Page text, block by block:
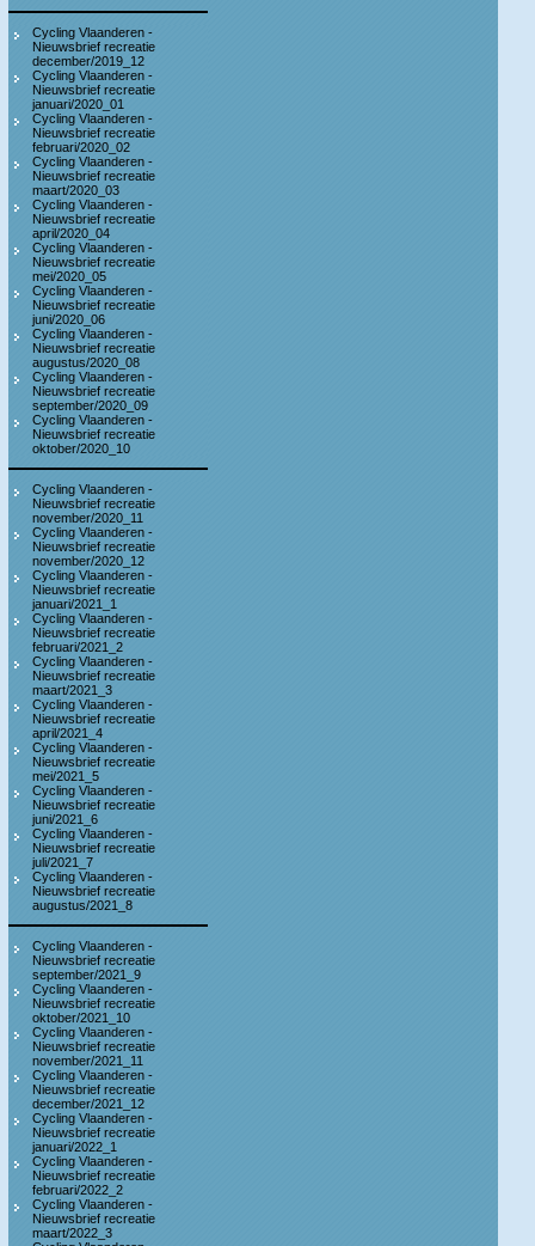
Cycling Vlaanderen -
Nieuwsbrief recreatie
december/2019_12
Cycling Vlaanderen -
Nieuwsbrief recreatie
januari/2020_01
Cycling Vlaanderen -
Nieuwsbrief recreatie
februari/2020_02
Cycling Vlaanderen -
Nieuwsbrief recreatie
maart/2020_03
Cycling Vlaanderen -
Nieuwsbrief recreatie
april/2020_04
Cycling Vlaanderen -
Nieuwsbrief recreatie
mei/2020_05
Cycling Vlaanderen -
Nieuwsbrief recreatie
juni/2020_06
Cycling Vlaanderen -
Nieuwsbrief recreatie
augustus/2020_08
Cycling Vlaanderen -
Nieuwsbrief recreatie
september/2020_09
Cycling Vlaanderen -
Nieuwsbrief recreatie
oktober/2020_10
Cycling Vlaanderen -
Nieuwsbrief recreatie
november/2020_11
Cycling Vlaanderen -
Nieuwsbrief recreatie
november/2020_12
Cycling Vlaanderen -
Nieuwsbrief recreatie
januari/2021_1
Cycling Vlaanderen -
Nieuwsbrief recreatie
februari/2021_2
Cycling Vlaanderen -
Nieuwsbrief recreatie
maart/2021_3
Cycling Vlaanderen -
Nieuwsbrief recreatie
april/2021_4
Cycling Vlaanderen -
Nieuwsbrief recreatie
mei/2021_5
Cycling Vlaanderen -
Nieuwsbrief recreatie
juni/2021_6
Cycling Vlaanderen -
Nieuwsbrief recreatie
juli/2021_7
Cycling Vlaanderen -
Nieuwsbrief recreatie
augustus/2021_8
Cycling Vlaanderen -
Nieuwsbrief recreatie
september/2021_9
Cycling Vlaanderen -
Nieuwsbrief recreatie
oktober/2021_10
Cycling Vlaanderen -
Nieuwsbrief recreatie
november/2021_11
Cycling Vlaanderen -
Nieuwsbrief recreatie
december/2021_12
Cycling Vlaanderen -
Nieuwsbrief recreatie
januari/2022_1
Cycling Vlaanderen -
Nieuwsbrief recreatie
februari/2022_2
Cycling Vlaanderen -
Nieuwsbrief recreatie
maart/2022_3